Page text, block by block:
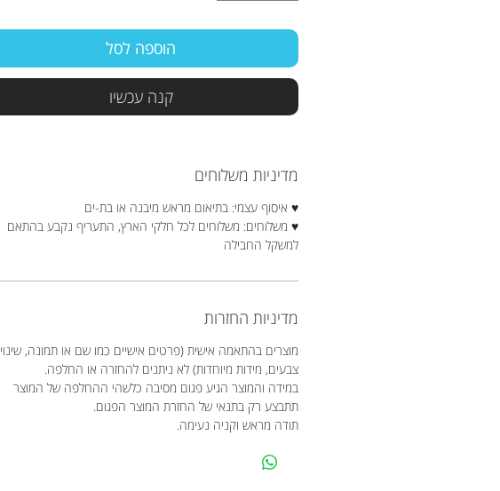
הוספה לסל
קנה עכשיו
מדיניות משלוחים
♥ איסוף עצמי: בתיאום מראש מיבנה או בת-ים
♥ משלוחים: משלוחים לכל חלקי הארץ, התעריף נקבע בהתאם
למשקל החבילה
מדיניות החזרות
מוצרים בהתאמה אישית (פרטים אישיים כמו שם או תמונה, שינוי
צבעים, מידות מיוחדות) לא ניתנים להחזרה או החלפה.
במידה והמוצר הגיע פגום מסיבה כלשהי ההחלפה של המוצר
תתבצע רק בתנאי של החזרת המוצר הפגום.
תודה מראש וקניה נעימה.